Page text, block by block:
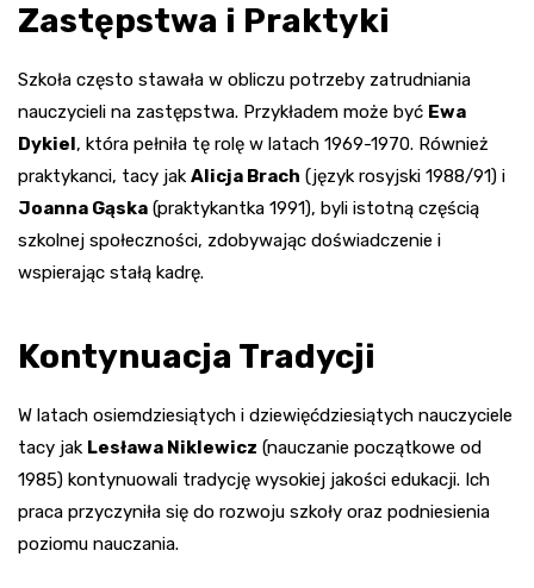
Zastępstwa i Praktyki
Szkoła często stawała w obliczu potrzeby zatrudniania
nauczycieli na zastępstwa. Przykładem może być Ewa
Dykiel, która pełniła tę rolę w latach 1969-1970. Również
praktykanci, tacy jak Alicja Brach (język rosyjski 1988/91) i
Joanna Gąska (praktykantka 1991), byli istotną częścią
szkolnej społeczności, zdobywając doświadczenie i
wspierając stałą kadrę.
Kontynuacja Tradycji
W latach osiemdziesiątych i dziewięćdziesiątych nauczyciele
tacy jak Lesława Niklewicz (nauczanie początkowe od
1985) kontynuowali tradycję wysokiej jakości edukacji. Ich
praca przyczyniła się do rozwoju szkoły oraz podniesienia
poziomu nauczania.